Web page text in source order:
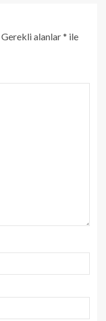
Gerekli alanlar* ile